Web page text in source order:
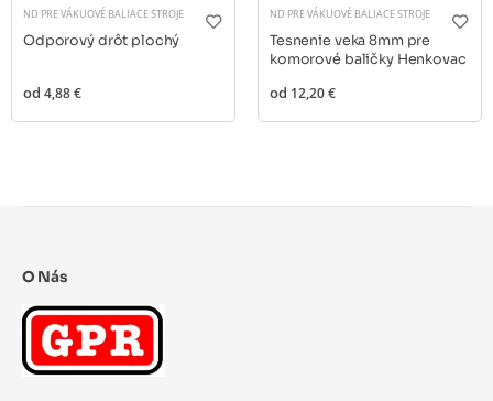
ND PRE VÁKUOVÉ BALIACE STROJE
Odporový drôt plochý
od 4,88 €
ND PRE VÁKUOVÉ BALIACE STROJE
Tesnenie veka 8mm pre
komorové baličky Henkovac
od 12,20 €
O Nás